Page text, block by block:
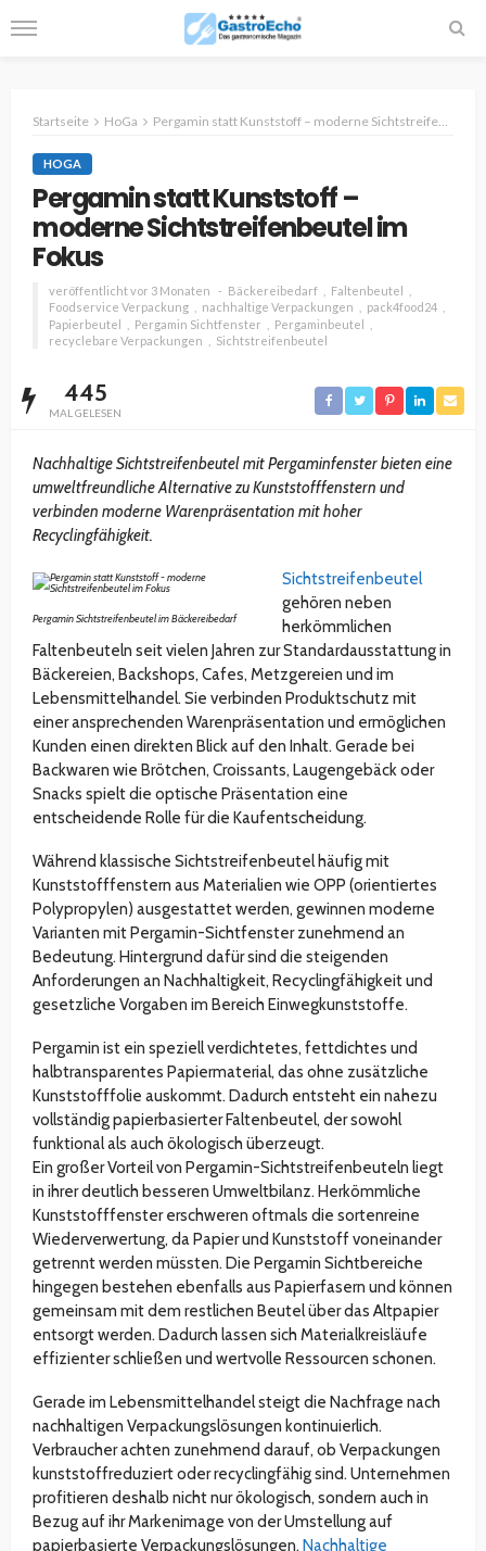
Startseite HoGa Pergamin statt Kunststoff – moderne Sichtstreifenbeutel im Fokus
HOGA
Pergamin statt Kunststoff –
moderne Sichtstreifenbeutel im
Fokus
veröffentlicht vor 3 Monaten Bäckereibedarf
Faltenbeutel
Foodservice Verpackung
nachhaltige Verpackungen
pack4food24
Papierbeutel
Pergamin Sichtfenster
Pergaminbeutel
recyclebare Verpackungen
Sichtstreifenbeutel
445
MAL GELESEN
Nachhaltige Sichtstreifenbeutel mit Pergaminfenster bieten eine
umweltfreundliche Alternative zu Kunststofffenstern und
verbinden moderne Warenpräsentation mit hoher
Recyclingfähigkeit.
Pergamin Sichtstreifenbeutel im Bäckereibedarf
Sichtstreifenbeutel
gehören neben
herkömmlichen
Faltenbeuteln seit vielen Jahren zur Standardausstattung in
Bäckereien, Backshops, Cafes, Metzgereien und im
Lebensmittelhandel. Sie verbinden Produktschutz mit
einer ansprechenden Warenpräsentation und ermöglichen
Kunden einen direkten Blick auf den Inhalt. Gerade bei
Backwaren wie Brötchen, Croissants, Laugengebäck oder
Snacks spielt die optische Präsentation eine
entscheidende Rolle für die Kaufentscheidung.
Während klassische Sichtstreifenbeutel häufig mit
Kunststofffenstern aus Materialien wie OPP (orientiertes
Polypropylen) ausgestattet werden, gewinnen moderne
Varianten mit Pergamin-Sichtfenster zunehmend an
Bedeutung. Hintergrund dafür sind die steigenden
Anforderungen an Nachhaltigkeit, Recyclingfähigkeit und
gesetzliche Vorgaben im Bereich Einwegkunststoffe.
Pergamin ist ein speziell verdichtetes, fettdichtes und
halbtransparentes Papiermaterial, das ohne zusätzliche
Kunststofffolie auskommt. Dadurch entsteht ein nahezu
vollständig papierbasierter Faltenbeutel, der sowohl
funktional als auch ökologisch überzeugt.
Ein großer Vorteil von Pergamin-Sichtstreifenbeuteln liegt
in ihrer deutlich besseren Umweltbilanz. Herkömmliche
Kunststofffenster erschweren oftmals die sortenreine
Wiederverwertung, da Papier und Kunststoff voneinander
getrennt werden müssten. Die Pergamin Sichtbereiche
hingegen bestehen ebenfalls aus Papierfasern und können
gemeinsam mit dem restlichen Beutel über das Altpapier
entsorgt werden. Dadurch lassen sich Materialkreisläufe
effizienter schließen und wertvolle Ressourcen schonen.
Gerade im Lebensmittelhandel steigt die Nachfrage nach
nachhaltigen Verpackungslösungen kontinuierlich.
Verbraucher achten zunehmend darauf, ob Verpackungen
kunststoffreduziert oder recyclingfähig sind. Unternehmen
profitieren deshalb nicht nur ökologisch, sondern auch in
Bezug auf ihr Markenimage von der Umstellung auf
papierbasierte Verpackungslösungen. Nachhaltige